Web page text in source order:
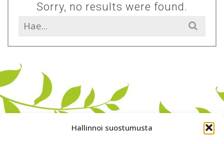
Hallinnoi suostumusta
Sorry, no results were found.
Search
for: